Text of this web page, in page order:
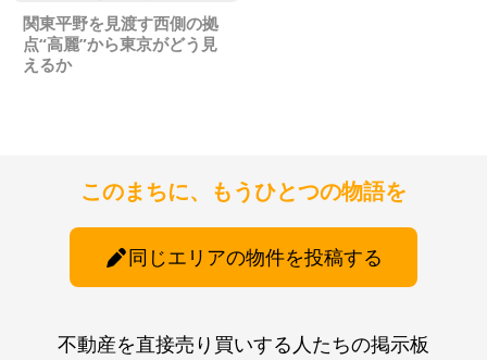
関東平野を見渡す西側の拠
点“高麗”から東京がどう見
えるか
このまちに、もうひとつの物語を
同じエリアの物件を投稿する
不動産を直接売り買いする人たちの掲示板